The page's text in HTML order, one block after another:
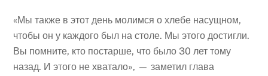
«Мы также в этот день молимся о хлебе насущном,
чтобы он у каждого был на столе. Мы этого достигли.
Вы помните, кто постарше, что было 30 лет тому
назад. И этого не хватало», — заметил глава